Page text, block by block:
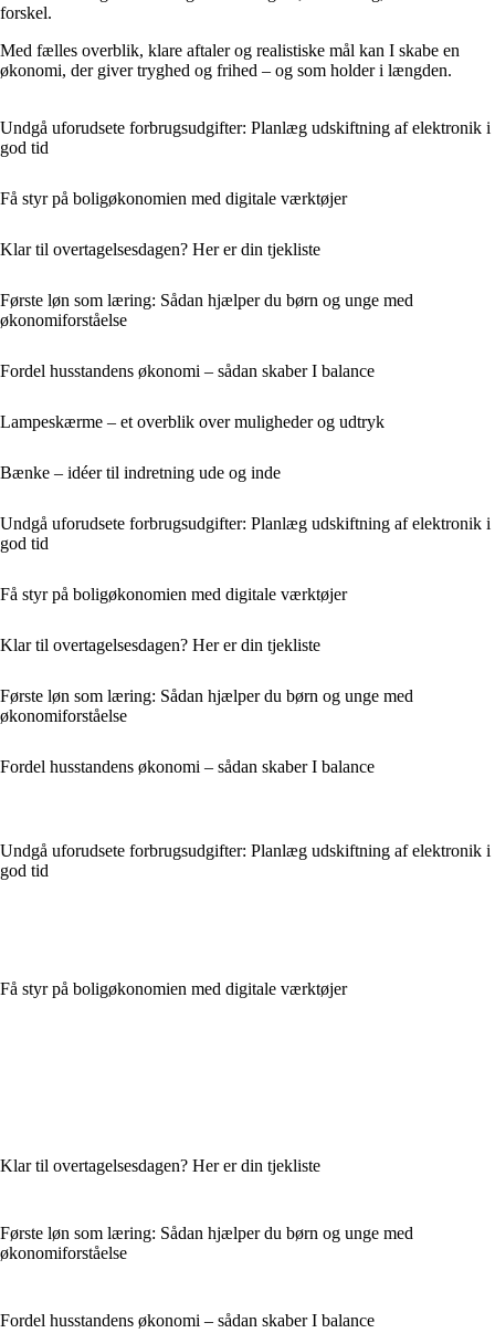
forskel.
Med fælles overblik, klare aftaler og realistiske mål kan I skabe en
økonomi, der giver tryghed og frihed – og som holder i længden.
Undgå uforudsete forbrugsudgifter: Planlæg udskiftning af elektronik i
god tid
Få styr på boligøkonomien med digitale værktøjer
Klar til overtagelsesdagen? Her er din tjekliste
Første løn som læring: Sådan hjælper du børn og unge med
økonomiforståelse
Fordel husstandens økonomi – sådan skaber I balance
Lampeskærme – et overblik over muligheder og udtryk
Bænke – idéer til indretning ude og inde
Undgå uforudsete forbrugsudgifter: Planlæg udskiftning af elektronik i
god tid
Få styr på boligøkonomien med digitale værktøjer
Klar til overtagelsesdagen? Her er din tjekliste
Første løn som læring: Sådan hjælper du børn og unge med
økonomiforståelse
Fordel husstandens økonomi – sådan skaber I balance
Undgå uforudsete forbrugsudgifter: Planlæg udskiftning af elektronik i
god tid
Få styr på boligøkonomien med digitale værktøjer
Klar til overtagelsesdagen? Her er din tjekliste
Første løn som læring: Sådan hjælper du børn og unge med
økonomiforståelse
Fordel husstandens økonomi – sådan skaber I balance